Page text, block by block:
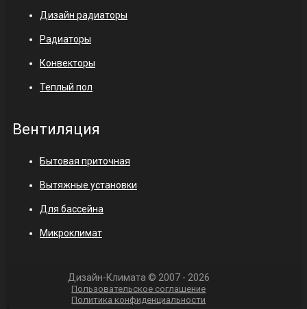
Дизайн радиаторы
Радиаторы
Конвекторы
Теплый пол
Вентиляция
Бытовая приточная
Вытяжные установки
Для бассейна
Микроклимат
Дизайн-Климата © 2007 - 2026
Пользовательское соглашение
Политика конфиденциальности